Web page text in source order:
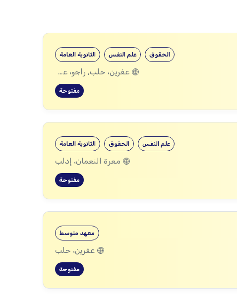
الثانوية العامة علم النفس الحقوق
عفرين، حلب, راجو، عفرين، حلب
مفتوحة
الثانوية العامة الحقوق علم النفس
معرة النعمان، إدلب
مفتوحة
معهد متوسط
عفرين، حلب
مفتوحة